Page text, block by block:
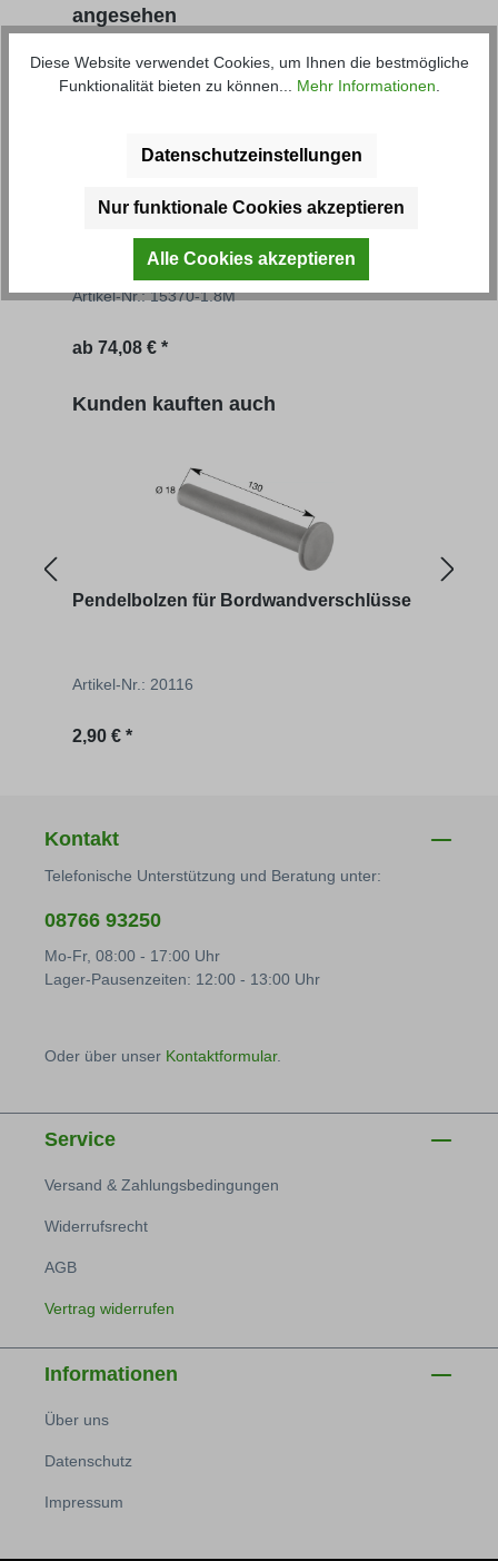
angesehen
Grundbordwand FS
Artikel-Nr.: 15370-1.8M
Regulärer Preis:
ab 74,08 € *
Produktgalerie überspringen
Kunden kauften auch
Pendelbolzen für Bordwandverschlüsse
Artikel-Nr.: 20116
Regulärer Preis:
2,90 € *
Kontakt
Telefonische Unterstützung und Beratung unter:
08766 93250
Mo-Fr, 08:00 - 17:00 Uhr
Lager-Pausenzeiten: 12:00 - 13:00 Uhr
Oder über unser Kontaktformular.
Service
Versand & Zahlungsbedingungen
Widerrufsrecht
AGB
Vertrag widerrufen
Informationen
Über uns
Datenschutz
Impressum
Diese Website verwendet Cookies, um Ihnen die bestmögliche
Funktionalität bieten zu können... Mehr Informationen
Datenschutzeinstellungen
Nur funktionale Cookies akzeptieren
Alle Cookies akzeptieren